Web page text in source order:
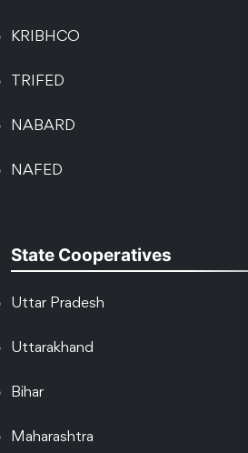
KRIBHCO
TRIFED
NABARD
NAFED
State Cooperatives
Uttar Pradesh
Uttarakhand
Bihar
Maharashtra